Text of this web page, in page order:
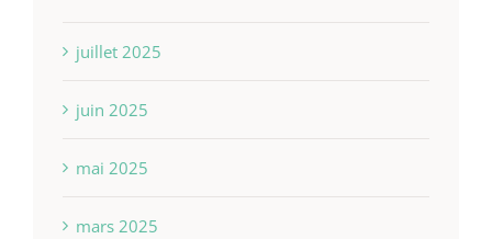
juillet 2025
juin 2025
mai 2025
mars 2025